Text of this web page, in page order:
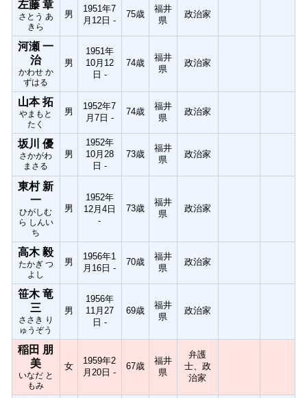
左藤 章
さとう あ
きら
男
1951年7
月12日 -
75歳
福井
県
政治家
河瀬 一
治
かわせ か
ずはる
男
1951年
10月12
日 -
74歳
福井
県
政治家
山本 拓
やまもと
たく
男
1952年7
月7日 -
74歳
福井
県
政治家
坂川 優
さかがわ
まさる
男
1952年
10月28
日 -
73歳
福井
県
政治家
東村 新
一
ひがしむ
ら しんい
ち
男
1952年
12月4日
-
73歳
福井
県
政治家
高木 毅
たかぎ つ
よし
男
1956年1
月16日 -
70歳
福井
県
政治家
笹木 竜
三
ささき り
ゅうぞう
男
1956年
11月27
日 -
69歳
福井
県
政治家
稲田 朋
美
いなだ と
もみ
女
1959年2
月20日 -
67歳
福井
県
弁護
士、政
治家